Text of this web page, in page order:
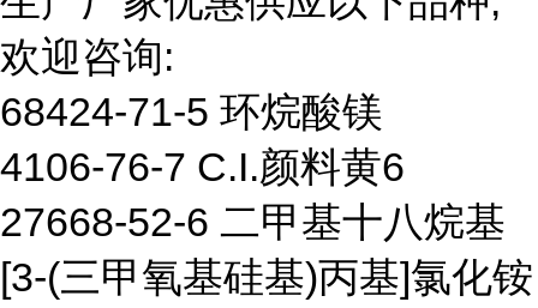
欢迎咨询:
68424-71-5 环烷酸镁
4106-76-7 C.I.颜料黄6
27668-52-6 二甲基十八烷基
[3-(三甲氧基硅基)丙基]氯化铵